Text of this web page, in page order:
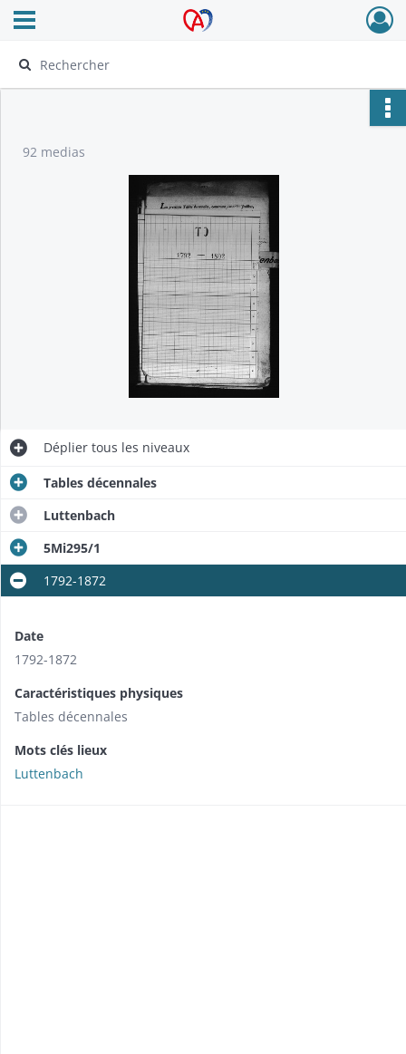
Archives Alsace - Colmar
Ouvrir le menu déroulant
92 medias
Déplier tous les niveaux
Tables décennales
Luttenbach
5Mi295/1
1792-1872
Date
1792-1872
Caractéristiques physiques
Tables décennales
Mots clés lieux
Luttenbach